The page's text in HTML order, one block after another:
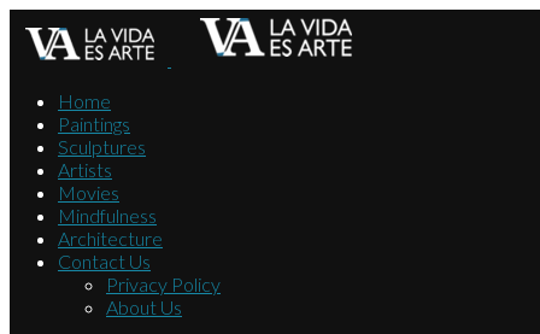
Home
Paintings
Sculptures
Artists
Movies
Mindfulness
Architecture
Contact Us
Privacy Policy
About Us